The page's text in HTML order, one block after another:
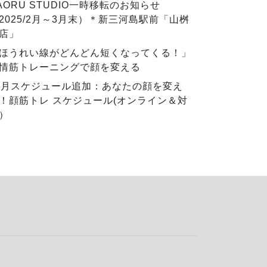
STUDIO一時移転のお知らせ
2025/2月～3月末）＊新三河島駅前「山桝
」
ほうれい線がどんどん短くなってくる！」
筋トレーニングで顔を変える
スケジュール追加：あなたの顔を変え
顔筋トレ スケジュール(オンライン＆対